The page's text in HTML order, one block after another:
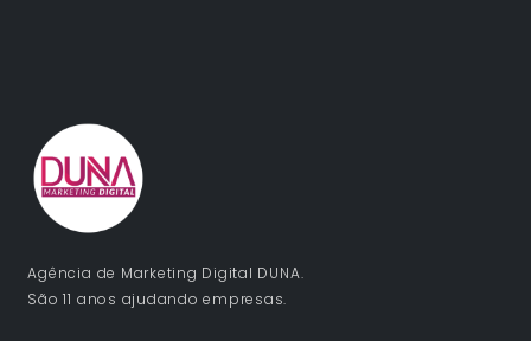
Agência de Marketing Digital DUNA.
São 11 anos ajudando empresas.